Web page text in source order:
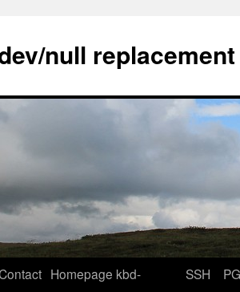
null replacement
Homepage kbd-
SSH